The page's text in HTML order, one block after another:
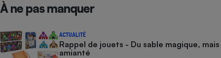
À ne pas manquer
ACTUALITÉ
Rappel de jouets - Du sable magique, mais
amianté